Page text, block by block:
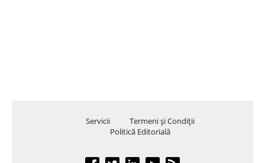
Servicii
Termeni şi Condiţii
Politică Editorială